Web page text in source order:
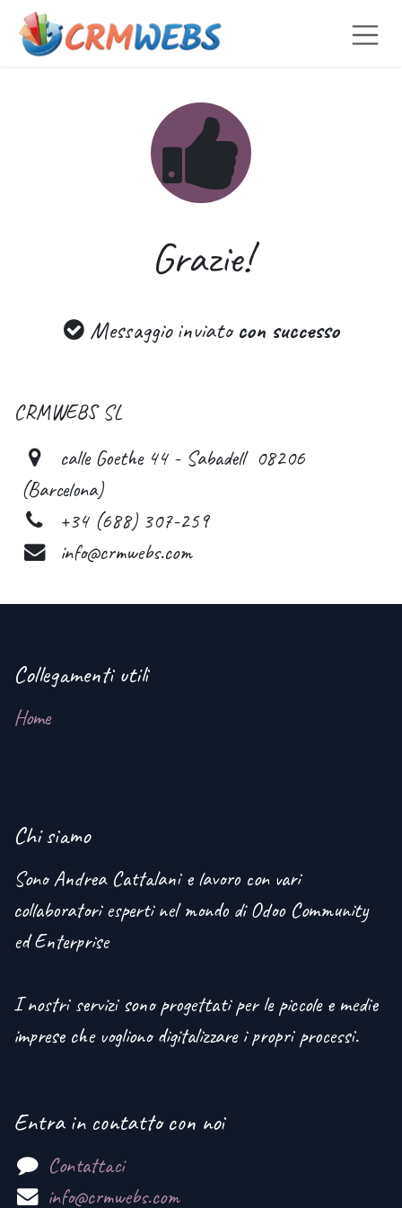
Passa al contenuto
Grazie!
Messaggio inviatocon successo
CRMWEBS SL
calle Goethe 44 - Sabadell 08206
(Barcelona)
+34 (688) 307-259
info@crmwebs.com
Collegamenti utili
Home
Chi siamo
Sono Andrea Cattalani e lavoro con vari
collaboratori esperti nel mondo di Odoo Community
ed Enterprise
I nostri servizi sono progettati per le piccole e medie
imprese che vogliono digitalizzare i propri processi.
Entra in contatto con noi
Contattaci
info@crmwebs.com